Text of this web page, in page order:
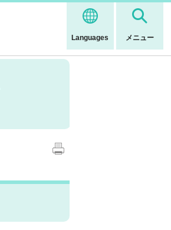
Languages メニュー